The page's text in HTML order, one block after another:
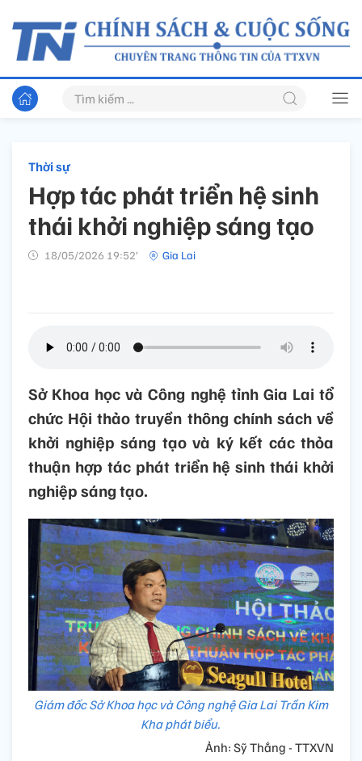
Thời sự
Hợp tác phát triển hệ sinh
thái khởi nghiệp sáng tạo
18/05/2026 19:52’ Gia Lai
Sở Khoa học và Công nghệ tỉnh Gia Lai tổ
chức Hội thảo truyền thông chính sách về
khởi nghiệp sáng tạo và ký kết các thỏa
thuận hợp tác phát triển hệ sinh thái khởi
nghiệp sáng tạo.
Giám đốc Sở Khoa học và Công nghệ Gia Lai Trần Kim
Kha phát biểu.
Ảnh: Sỹ Thắng - TTXVN